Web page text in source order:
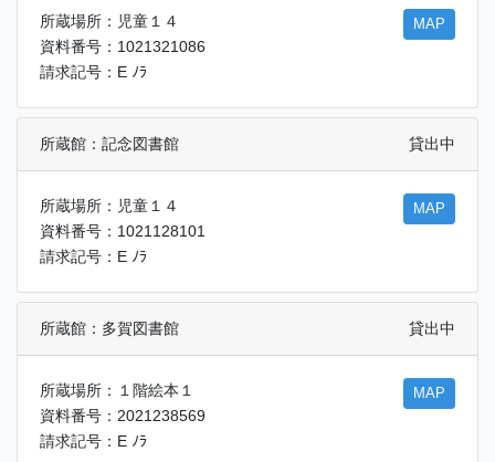
所蔵場所：児童１４
資料番号：1021321086
請求記号：E ﾉﾗ
MAP
所蔵館：記念図書館 貸出中
所蔵場所：児童１４
資料番号：1021128101
請求記号：E ﾉﾗ
MAP
所蔵館：多賀図書館 貸出中
所蔵場所：１階絵本１
資料番号：2021238569
請求記号：E ﾉﾗ
MAP